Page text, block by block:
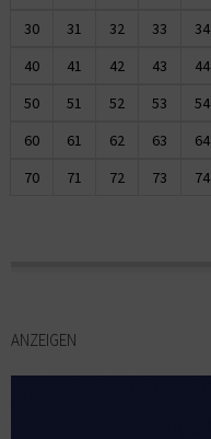
30
31 32 33 34
40
41 42 43 44
50
51 52 53 54
60
61 62 63 64
70
71 72 73 74
ANZEIGEN